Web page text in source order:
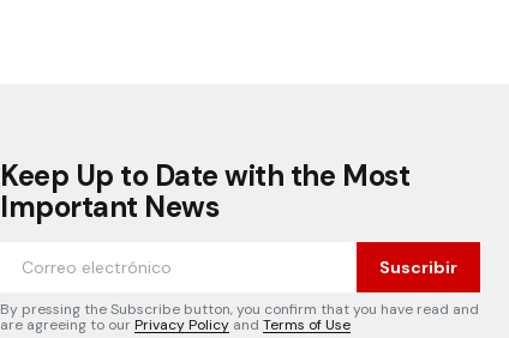
Keep Up to Date with the Most
Important News
Suscribir
By pressing the Subscribe button, you confirm that you have read and
are agreeing to ourPrivacy Policy and Terms of Use